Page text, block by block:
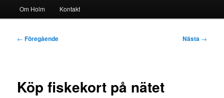
Om Holm Kontakt
Inläggsnavigering
← Föregående Nästa →
Köp fiskekort på nätet